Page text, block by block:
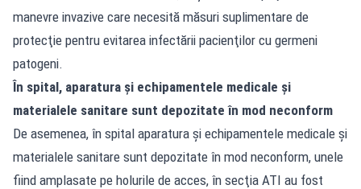
manevre invazive care necesită măsuri suplimentare de
protecţie pentru evitarea infectării pacienţilor cu germeni
patogeni.
În spital, aparatura şi echipamentele medicale şi
materialele sanitare sunt depozitate în mod neconform
De asemenea, în spital aparatura şi echipamentele medicale şi
materialele sanitare sunt depozitate în mod neconform, unele
fiind amplasate pe holurile de acces, în secţia ATI au fost